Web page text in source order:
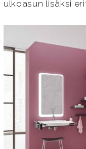
ulkoasun lisäksi